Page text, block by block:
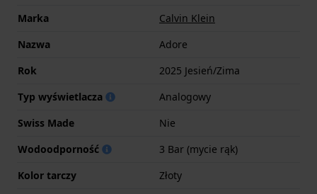
Marka
Calvin Klein
Nazwa
Adore
Rok
2025 Jesień/Zima
Typ wyświetlacza
Analogowy
Swiss Made
Nie
Wodoodporność
3 Bar (mycie rąk)
Kolor tarczy
Złoty